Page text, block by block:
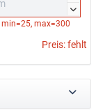

min=25, max=300
Preis:fehlt